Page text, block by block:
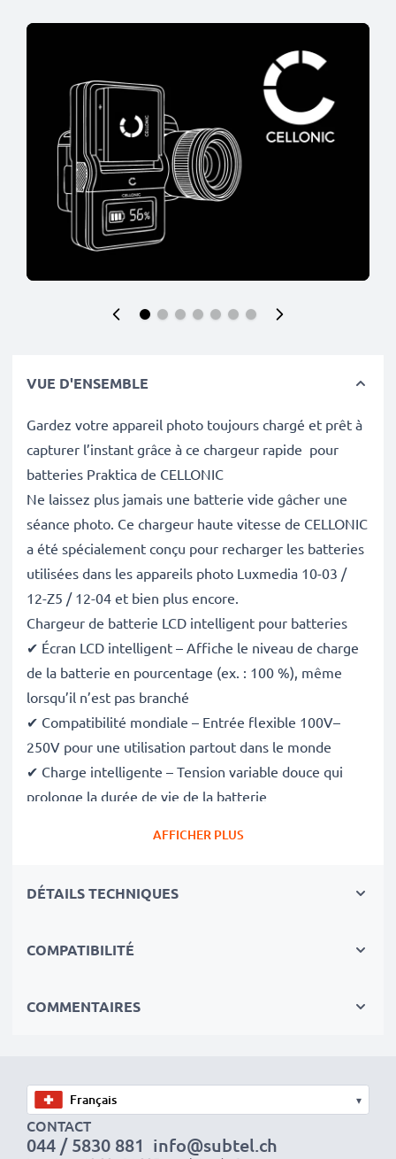
VUE D'ENSEMBLE
Gardez votre appareil photo toujours chargé et prêt à
capturer l’instant grâce à ce chargeur rapide pour
batteries Praktica de CELLONIC
Ne laissez plus jamais une batterie vide gâcher une
séance photo. Ce chargeur haute vitesse de CELLONIC
a été spécialement conçu pour recharger les batteries
utilisées dans les appareils photo Luxmedia 10-03 /
12-Z5 / 12-04 et bien plus encore.
Chargeur de batterie LCD intelligent pour batteries
✔ Écran LCD intelligent – Affiche le niveau de charge
de la batterie en pourcentage (ex. : 100 %), même
lorsqu’il n’est pas branché
✔ Compatibilité mondiale – Entrée flexible 100V–
250V pour une utilisation partout dans le monde
✔ Charge intelligente – Tension variable douce qui
prolonge la durée de vie de la batterie
Compact et prêt pour le voyage
votre sac photo
1x batterie 1000mAh : env. 2 heures
1x batterie 2000mAh : env. 4 heures
AFFICHER PLUS
DÉTAILS TECHNIQUES
COMPATIBILITÉ
COMMENTAIRES
▾
CONTACT
044 / 5830 881 info@subtel.ch